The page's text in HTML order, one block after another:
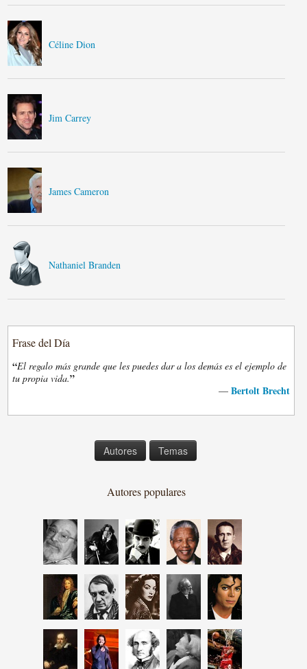
Céline Dion
Jim Carrey
James Cameron
Nathaniel Branden
Frase del Día
“El regalo más grande que les puedes dar a los demás es el ejemplo de
tu propia vida.”
— Bertolt Brecht
Autores Temas
Autores populares